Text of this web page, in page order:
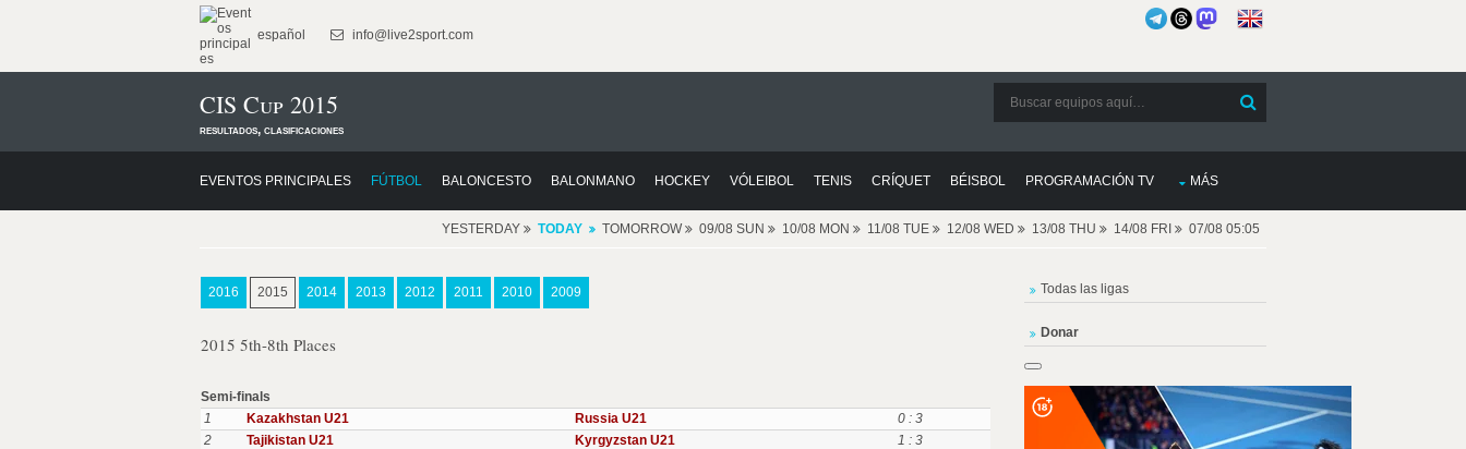
español info@live2sport.com
CIS Cup 2015
resultados, clasificaciones
EVENTOS PRINCIPALES FÚTBOL BALONCESTO BALONMANO HOCKEY VÓLEIBOL TENIS CRÍQUET BÉISBOL PROGRAMACIÓN TV MÁS
YESTERDAY TODAY TOMORROW 09/08 SUN 10/08 MON 11/08 TUE 12/08 WED 13/08 THU 14/08 FRI 07/08 05:05
2016 2015 2014 2013 2012 2011 2010 2009
2015 5th-8th Places
Semi-finals
1
Kazakhstan U21 Russia U21
0 : 3
2
Tajikistan U21 Kyrgyzstan U21 1 : 3
Todas las ligas
Donar